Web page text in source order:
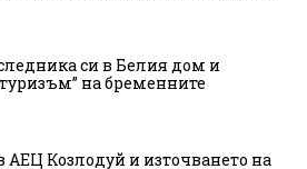
си в Белия дом и
на бременните
АЕЦ Козлодуй и източването на